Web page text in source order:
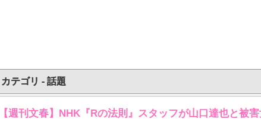
カテゴリ - 話題
【週刊文春】NHK『Rの法則』スタッフが山口達也と被